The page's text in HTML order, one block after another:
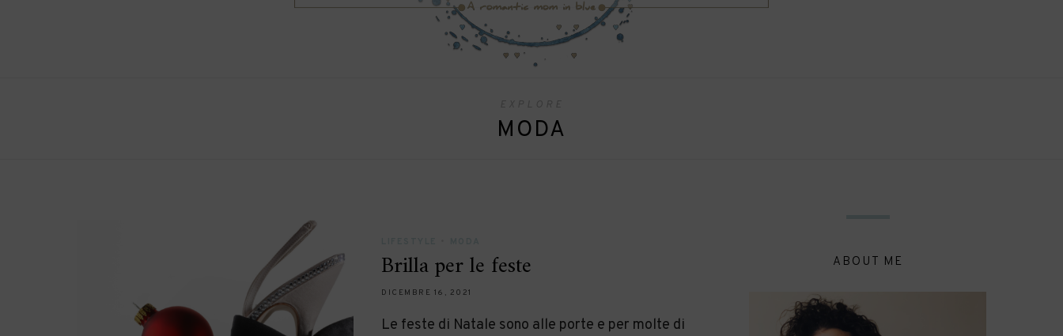
MODA
Brilla per le feste
DICEMBRE 16, 2021
Le feste di Natale sono alle porte e per molte di
ABOUT ME